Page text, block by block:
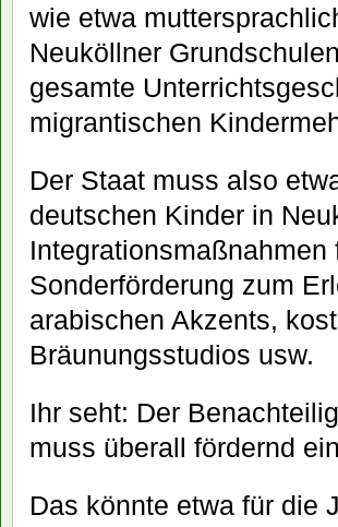
wie etwa
Neuköllner
gesamte
migrantischen
Der Staat muss also
deutschen Kinder in
Sonderförderung zum
arabischen Akzents,
Bräunungsstudios usw.
Ihr seht: Der
muss überall fördernd
Das könnte etwa für die